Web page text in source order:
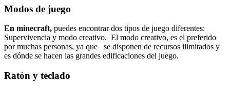
Modos de juego
En minecraft, puedes encontrar dos tipos de juego diferentes:
Supervivencia y modo creativo. El modo creativo, es el preferido
por muchas personas, ya que se disponen de recursos ilimitados y
es dónde se hacen las grandes edificaciones del juego.
Ratón y teclado